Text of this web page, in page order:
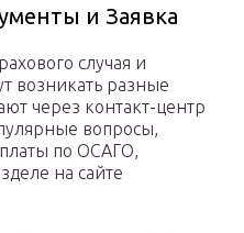
и Заявка
случая и
возникать разные
через контакт-центр
вопросы,
по ОСАГО,
на сайте